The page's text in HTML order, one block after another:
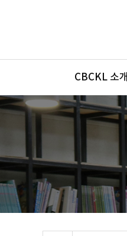
메뉴
CBCKL 소개